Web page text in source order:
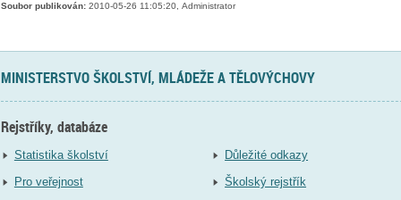
Soubor publikován:2010-05-26 11:05:20, Administrator
MINISTERSTVO ŠKOLSTVÍ, MLÁDEŽE A TĚLOVÝCHOVY
Rejstříky, databáze
Statistika školství
Pro veřejnost
Důležité odkazy
Školský rejstřík